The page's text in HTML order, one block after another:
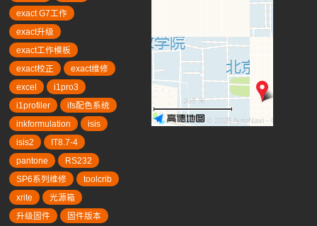
exact G7工作
exact升级
exact工作模板
exact校正
exact维修
excel
i1pro3
i1profiler
ifs配色系统
inkformulation
isis
isis2
IT8.7-4
pantone
RS232
SP6系列维修
toolcrib
xrite
光源箱
升级固件
固件版本
200 米
© 2026 AutoNavi -